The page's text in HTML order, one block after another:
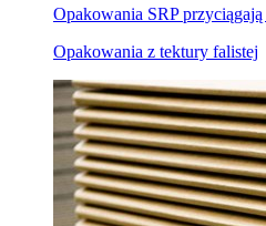
Opakowania SRP
Opakowania z tektury falistej